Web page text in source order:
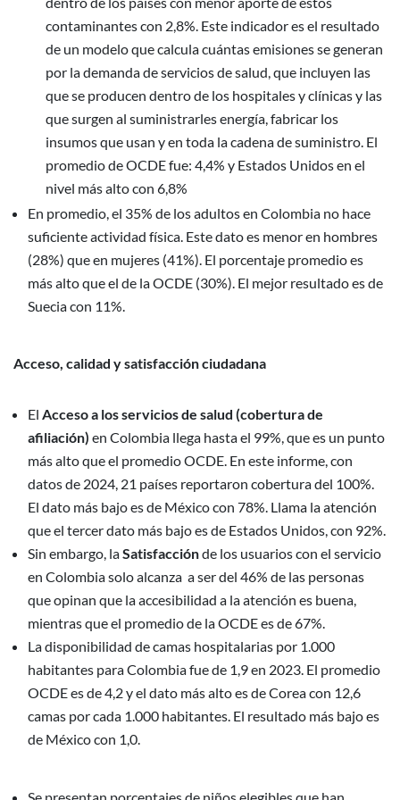
contaminantes con 2,8%. Este indicador es el resultado
de un modelo que calcula cuántas emisiones se generan
por la demanda de servicios de salud, que incluyen las
que se producen dentro de los hospitales y clínicas y las
que surgen al suministrarles energía, fabricar los
insumos que usan y en toda la cadena de suministro. El
promedio de OCDE fue: 4,4% y Estados Unidos en el
nivel más alto con 6,8%
En promedio, el 35% de los adultos en Colombia no hace
suficiente actividad física. Este dato es menor en hombres
(28%) que en mujeres (41%). El porcentaje promedio es
más alto que el de la OCDE (30%). El mejor resultado es de
Suecia con 11%.
Acceso, calidad y satisfacción ciudadana
El Acceso a los servicios de salud (cobertura de
afiliación) en Colombia llega hasta el 99%, que es un punto
más alto que el promedio OCDE. En este informe, con
datos de 2024, 21 países reportaron cobertura del 100%.
El dato más bajo es de México con 78%. Llama la atención
que el tercer dato más bajo es de Estados Unidos, con 92%.
Sin embargo, laSatisfacciónde los usuarios con el servicio
en Colombia solo alcanza a ser del 46% de las personas
que opinan que la accesibilidad a la atención es buena,
mientras que el promedio de la OCDE es de 67%.
La disponibilidad de camas hospitalarias por 1.000
habitantes para Colombia fue de 1,9 en 2023. El promedio
OCDE es de 4,2 y el dato más alto es de Corea con 12,6
camas por cada 1.000 habitantes. El resultado más bajo es
de México con 1,0.